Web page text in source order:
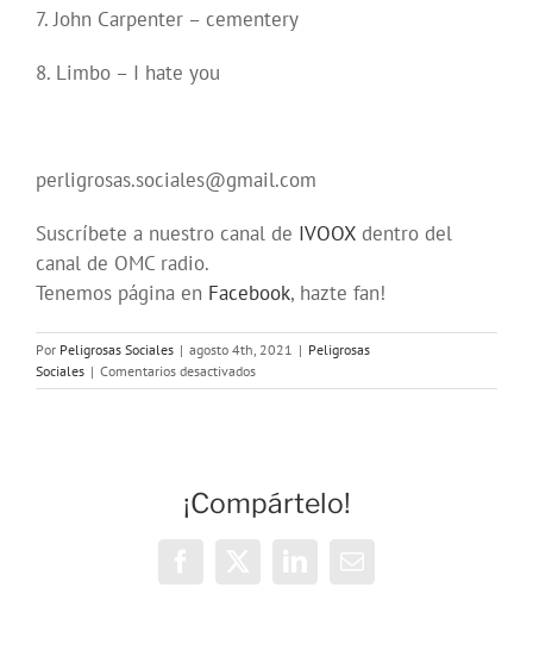
7. John Carpenter – cementery
8. Limbo – I hate you
perligrosas.sociales@gmail.com
Suscríbete a nuestro canal de IVOOX dentro del
canal de OMC radio.
Tenemos página en Facebook, hazte fan!
Por Peligrosas Sociales | agosto 4th, 2021 | Peligrosas
Sociales | Comentarios desactivadosen
Programa
de
Peligrosas
¡Compártelo!